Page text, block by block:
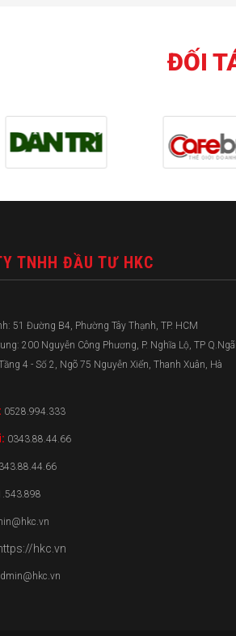
ĐỐI
TNHH ĐẦU TƯ HKC
51 Đường B4, Phường Tây Thạnh, TP. HCM
200 Nguyễn Công Phương, P. Nghĩa Lộ, TP Q.Ngãi
4 - Số 2, Ngõ 75 Nguyễn Xiển, Thanh Xuân, Hà
0528.994.333
0343.88.44.66
hkc.vn